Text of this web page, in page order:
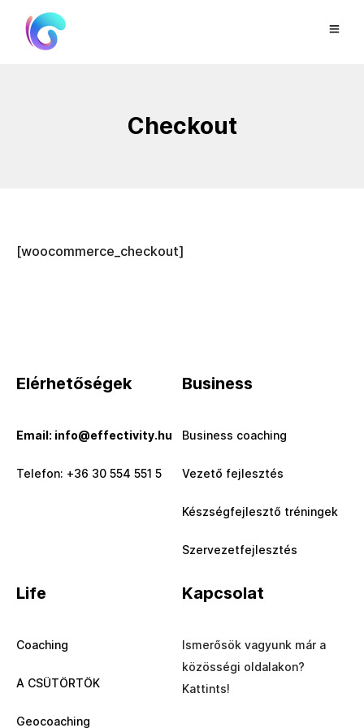
Checkout
[woocommerce_checkout]
Elérhetőségek
Email: info@effectivity.hu
Telefon: +36 30 554 551 5
Business
Business coaching
Vezető fejlesztés
Készségfejlesztő tréningek
Szervezetfejlesztés
Life
Coaching
A CSÜTÖRTÖK
Geocoaching
Kapcsolat
Ismerősök vagyunk már a
közösségi oldalakon?
Kattints!